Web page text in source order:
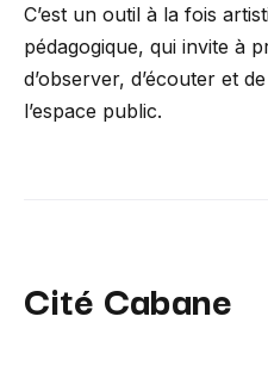
C’est un outil à la fois
pédagogique, qui invite à
d’observer, d’écouter et
l’espace public.
Cité Cabane